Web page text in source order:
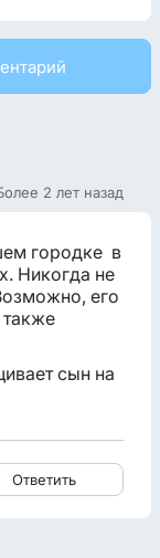
2 лет назад
городке в
Никогда не
его
также
сын на
Ответить